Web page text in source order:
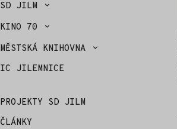
SD JILM
KINO 70
MĚSTSKÁ KNIHOVNA
IC JILEMNICE
PROJEKTY SD JILM
ČLÁNKY